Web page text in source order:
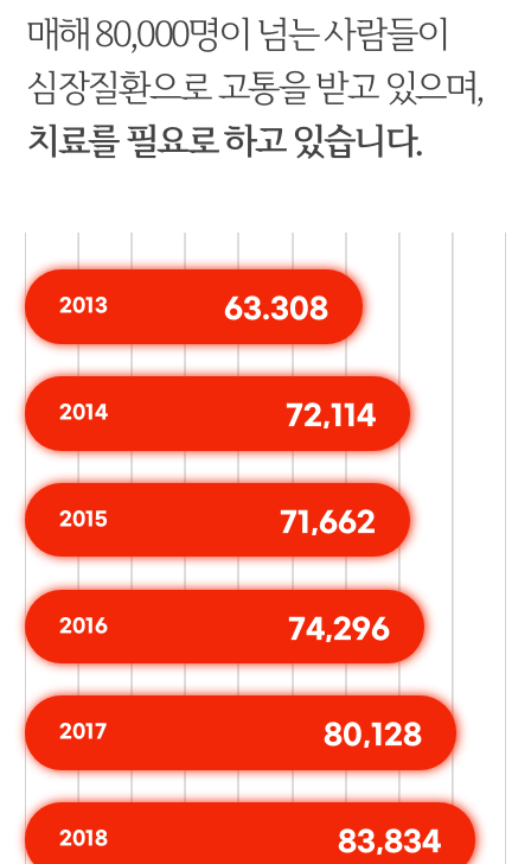
매해 80,000명이 넘는 사람들이
심장질환으로 고통을 받고 있으며,
치료를 필요로 하고 있습니다.
2013 63.308
2014 72,114
2015 71,662
2016 74,296
2017 80,128
2018 83,834